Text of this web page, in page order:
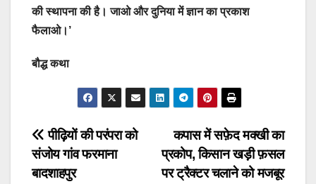
की स्थापना की है। जाओ और दुनिया में ज्ञान का प्रकाश
फैलाओ।’
बौद्ध कथा
Post
navigation
कपास में सफ़ेद मक्खी का
प्रकोप, किसान खड़ी फ़सल
पर ट्रैक्टर चलाने को मजबूर
पीढ़ियों की परंपरा को
संजोय गांव फरमाना
बादशाहपुर